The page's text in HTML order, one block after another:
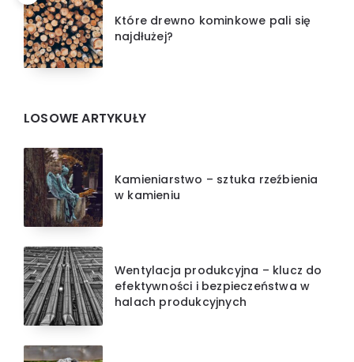
Które drewno kominkowe pali się
najdłużej?
LOSOWE ARTYKUŁY
Kamieniarstwo – sztuka rzeźbienia
w kamieniu
Wentylacja produkcyjna – klucz do
efektywności i bezpieczeństwa w
halach produkcyjnych